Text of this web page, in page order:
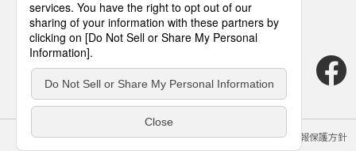
サイトのご利用にあたって クッキーポリシー 個人情報保護方針